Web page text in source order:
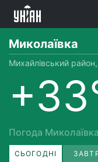
Миколаївка
Михайлівський
Погода Миколаївка
СЬОГОДНІ